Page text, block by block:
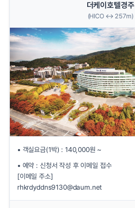
더케이호텔경주
(HICO ↔ 257m)
• 객실요금(1박) : 140,000원 ~
• 예약 : 신청서 작성 후 이메일 접수
[이메일 주소]
rhkrdyddns9130@daum.net